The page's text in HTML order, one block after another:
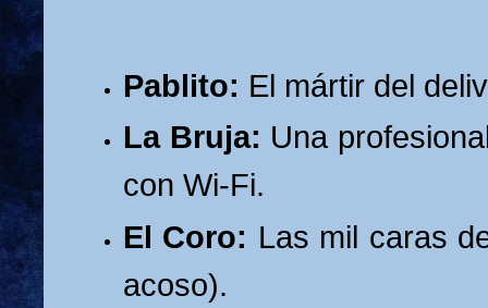
Pablito: El mártir del
La Bruja: Una
con Wi-Fi.
El Coro: Las mil caras
acoso).